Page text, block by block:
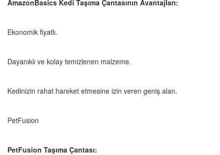
AmazonBasics Kedi Taşıma Çantasının Avantajları:
Ekonomik fiyatlı.
Dayanıklı ve kolay temizlenen malzeme.
Kedinizin rahat hareket etmesine izin veren geniş alan.
PetFusion
PetFusion Taşıma Çantası: